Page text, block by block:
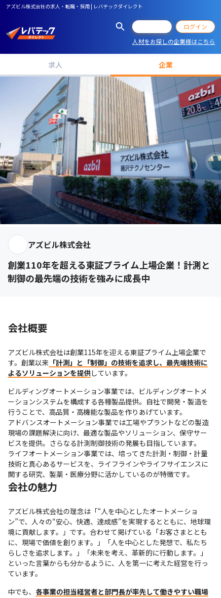
アズビル株式会社の求人・転職・採用 | レバテックダイレクト
ログイン
人材をお探しの企業様はこちら
求人 企業
アズビル株式会社
創業110年を超える東証プライム上場企業！計測と
制御の最先端の技術を強みに成長中
会社概要
アズビル株式会社は創業115年を迎える東証プライム上場企業で
す。創業以来 「計測」と「制御」の技術を追求し、最先端技術に
よるソリューションを提供しています。
ビルディングオートメーション事業では、ビルディングオートメ
ーションシステムを構成する各種製品提供。自社で開発・製造を
行うことで、高品質・高機能な製品を作りあげています。
アドバンスオートメーション事業では工場やプラントなどの製造
現場の課題解決に向け、最適な製品やソリューション、保守サー
ビスを提供。さらなる計測制御技術の発展も目指しています。
ライフオートメーション事業では、培ってきた計測・制御・計量
技術と真心あるサービスを、ライフラインやライフサイエンスに
関する研究、製薬・医療分野に活かしているのが特徴です。
会社の魅力
アズビル株式会社の理念は「“人を中心としたオートメーショ
ン”で、人々の“安心、快適、達成感”を実現するとともに、地球環
境に貢献します。」です。合わせて掲げている「お客さまととも
に、現場で価値を創ります。」「人を中心とした発想で、私たち
らしさを追求します。」「未来を考え、革新的に行動します。」
といった言葉からも分かるように、人を第一に考えた経営を行っ
ています。
中でも、 各事業の担当経営者と部門長が率先して働きやすい職場